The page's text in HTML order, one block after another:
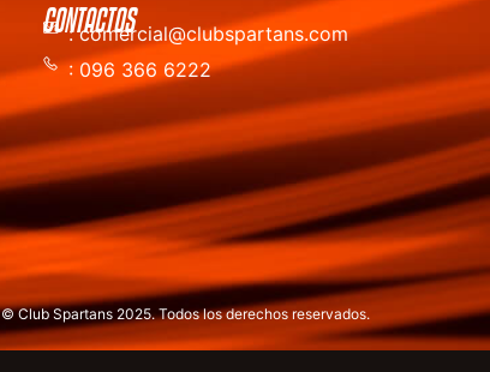
CONTACTOS
: comercial@clubspartans.com
: 096 366 6222
© Club Spartans 2025. Todos los derechos reservados.